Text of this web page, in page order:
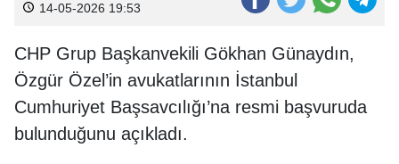
14-05-2026 19:53
CHP Grup Başkanvekili Gökhan Günaydın,
Özgür Özel’in avukatlarının İstanbul
Cumhuriyet Başsavcılığı’na resmi başvuruda
bulunduğunu açıkladı.